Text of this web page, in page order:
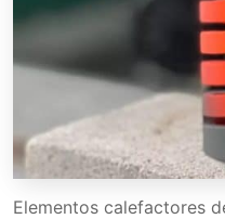
Elementos calefactores